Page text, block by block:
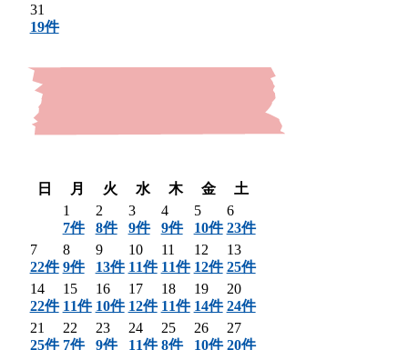
31
19件
日
月 火 水 木 金
土
1
7件
2
8件
3
9件
4
9件
5
10件
6
23件
7
22件
8
9件
9
13件
10
11件
11
11件
12
12件
13
25件
14
22件
15
11件
16
10件
17
12件
18
11件
19
14件
20
24件
21
25件
22
7件
23
9件
24
11件
25
8件
26
10件
27
20件